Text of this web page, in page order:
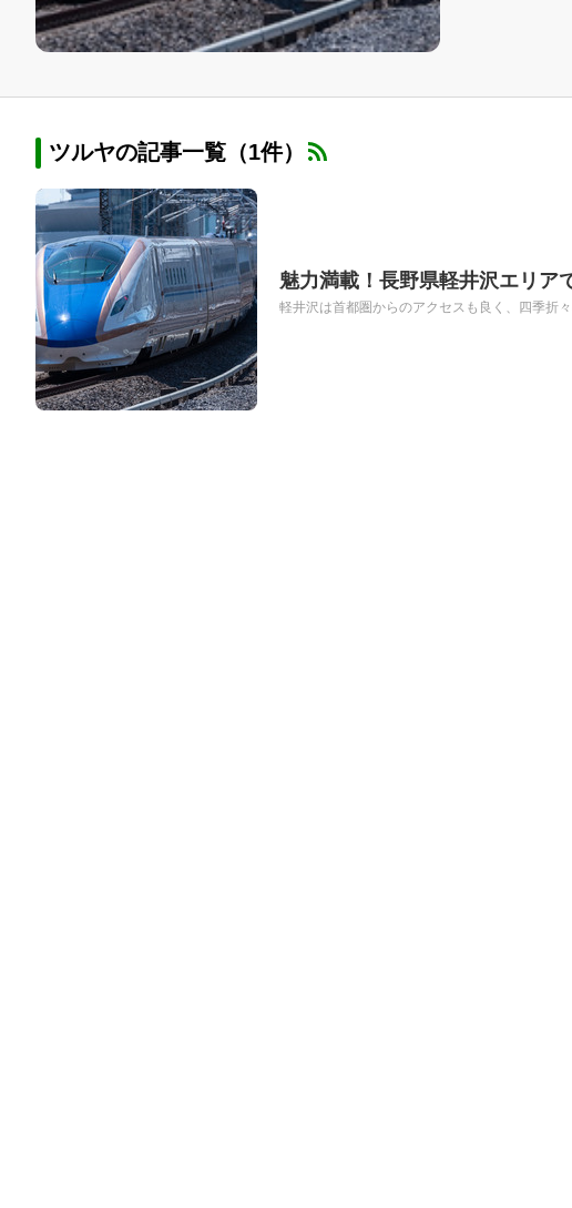
ツルヤの記事一覧（1件）
魅力満載！長野県軽井沢エリア
軽井沢は首都圏からのアクセスも良く、四季折